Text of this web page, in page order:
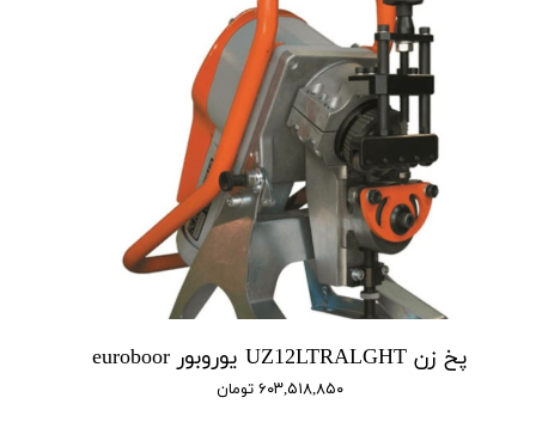
پخ زن UZ12LTRALGHT یوروبور euroboor
۶۰۳,۵۱۸,۸۵۰ تومان